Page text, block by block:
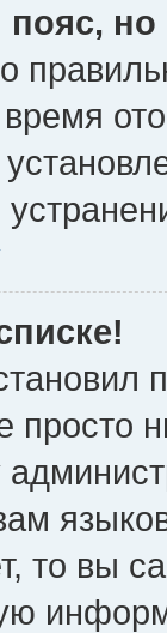
просто
то вы